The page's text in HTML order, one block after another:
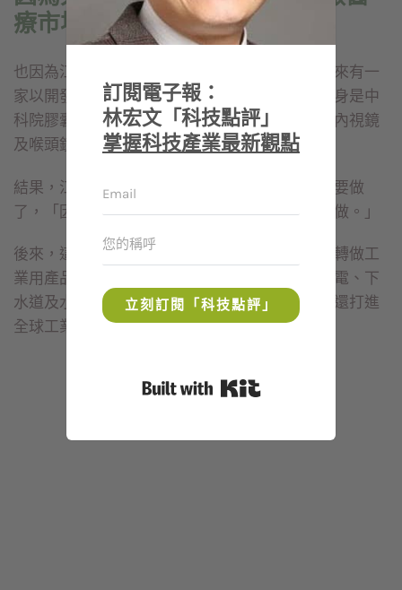
療市場
也因為江春松實在太了解醫療設備業的特性，後來有一
家以開發醫療內視鏡的團隊來找他，這家公司前身是中
科院膠囊內視鏡計畫的執行團隊，也已做出膠囊內視鏡
及喉頭鏡等醫材產品，希望江春松投資他們。
結果，江春松反而潑團隊一盆冷水，告訴他們不要做
了，「因為我太懂這個市場，所以才叫他們不要做。」
後來，這家名為醫電鼎眾的公司，在他的建議下轉做工
業用產品，例如維修車用引擎的內視鏡，或是風電、下
水道及水管等的維修內視鏡，如今不僅很成功，還打進
全球工業用內視鏡前三名。
訂閱電子報：
林宏文「科技點評」
掌握科技產業最新觀點
立刻訂閱「科技點評」